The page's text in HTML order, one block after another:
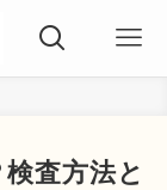
査方法と